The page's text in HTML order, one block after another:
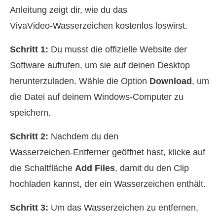
Anleitung zeigt dir, wie du das
VivaVideo‑Wasserzeichen kostenlos loswirst.
Schritt 1: Du musst die offizielle Website der
Software aufrufen, um sie auf deinen Desktop
herunterzuladen. Wähle die Option Download , um
die Datei auf deinem Windows‑Computer zu
speichern.
Schritt 2: Nachdem du den
Wasserzeichen‑Entferner geöffnet hast, klicke auf
die Schaltfläche Add Files, damit du den Clip
hochladen kannst, der ein Wasserzeichen enthält.
Schritt 3: Um das Wasserzeichen zu entfernen,